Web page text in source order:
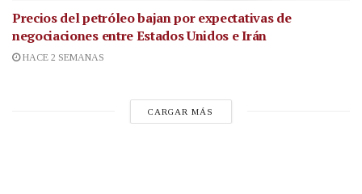
Precios del petróleo bajan por expectativas de
negociaciones entre Estados Unidos e Irán
HACE 2 SEMANAS
CARGAR MÁS